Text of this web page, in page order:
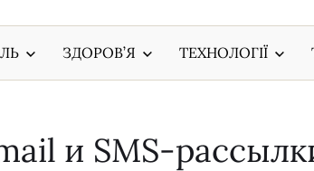
ЗДОРОВ’Я ТЕХНОЛОГІЇ
и SMS-